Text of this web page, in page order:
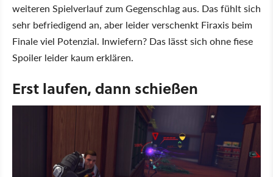
weiteren Spielverlauf zum Gegenschlag aus. Das fühlt sich
sehr befriedigend an, aber leider verschenkt Firaxis beim
Finale viel Potenzial. Inwiefern? Das lässt sich ohne fiese
Spoiler leider kaum erklären.
Erst laufen, dann schießen